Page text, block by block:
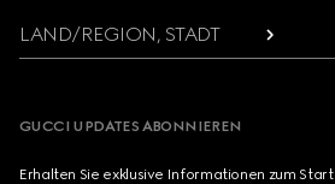
LAND/REGION, STADT
GUCCI UPDATES ABONNIEREN
Erhalten Sie exklusive Informationen zum